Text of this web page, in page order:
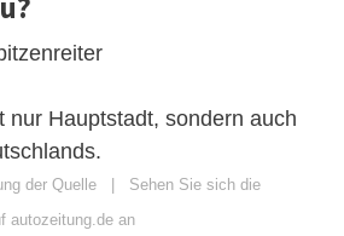
nur Hauptstadt, sondern auch
der Quelle | Sehen Sie sich die
autozeitung.de an